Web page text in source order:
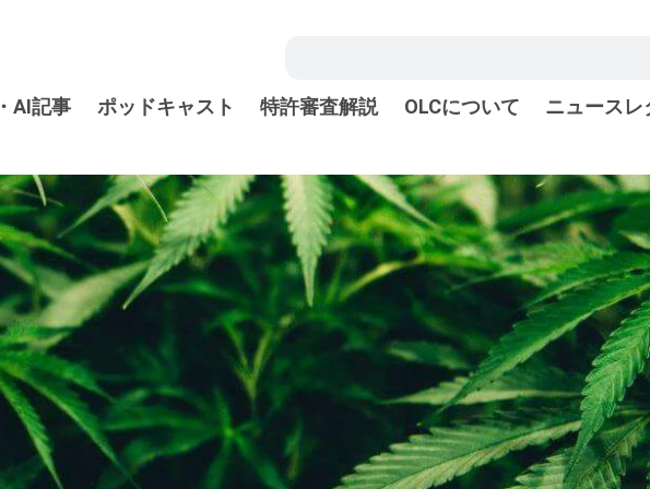
AI記事 ポッドキャスト 特許審査解説 OLCについて ニュースレ